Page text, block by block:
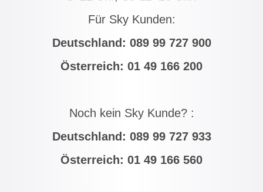
Für Sky Kunden:
Deutschland: 089 99 727 900
Österreich: 01 49 166 200
Noch kein Sky Kunde? :
Deutschland: 089 99 727 933
Österreich: 01 49 166 560